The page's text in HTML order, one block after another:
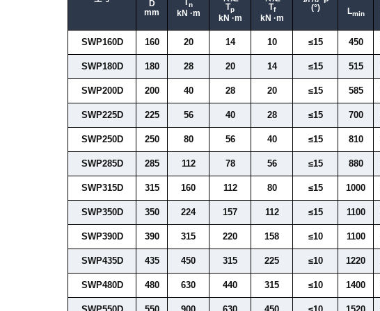
D
mm
n
kN ·m
Tp
kN ·m
Tf
kN ·m
(°)
Lmin
SWP160D 160 20 14 10 ≤15 450
SWP180D 180 28 20 14 ≤15 515
SWP200D 200 40 28 20 ≤15 585
SWP225D 225 56 40 28 ≤15 700
SWP250D 250 80 56 40 ≤15 810
SWP285D 285 112 78 56 ≤15 880
SWP315D 315 160 112 80 ≤15 1000
SWP350D 350 224 157 112 ≤15 1100
SWP390D 390 315 220 158 ≤10 1100
SWP435D 435 450 315 225 ≤10 1220
SWP480D 480 630 440 315 ≤10 1400